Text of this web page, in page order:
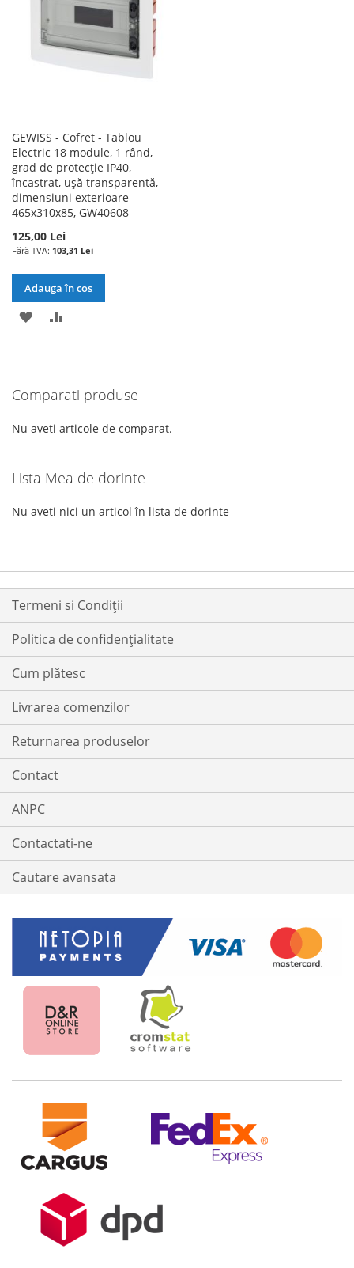
DORINTE
GEWISS - Cofret - Tablou
Electric 18 module, 1 rând,
grad de protecție IP40,
încastrat, ușă transparentă,
dimensiuni exterioare
465x310x85, GW40608
125,00 Lei
103,31 Lei
Adauga în cos
ADAUGATI
DE
DORINTE
Comparati produse
Nu aveti articole de comparat.
Lista Mea de dorinte
Nu aveti nici un articol în lista de dorinte
Termeni si Condiții
Politica de confidențialitate
Cum plătesc
Livrarea comenzilor
Returnarea produselor
Contact
ANPC
Contactati-ne
Cautare avansata